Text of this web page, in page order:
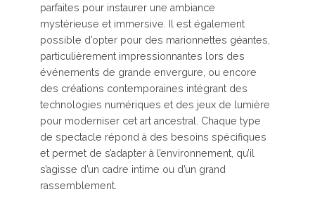
parfaites pour instaurer une ambiance
mystérieuse et immersive. Il est également
possible d’opter pour des marionnettes géantes,
particulièrement impressionnantes lors des
événements de grande envergure, ou encore
des créations contemporaines intégrant des
technologies numériques et des jeux de lumière
pour moderniser cet art ancestral. Chaque type
de spectacle répond à des besoins spécifiques
et permet de s’adapter à l’environnement, qu’il
s’agisse d’un cadre intime ou d’un grand
rassemblement.